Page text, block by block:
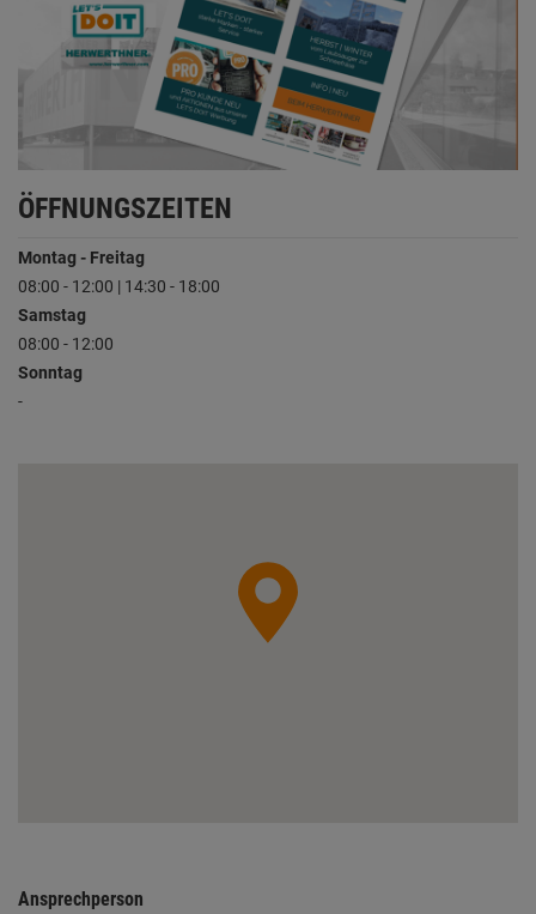
ÖFFNUNGSZEITEN
Montag - Freitag
08:00 - 12:00 | 14:30 - 18:00
Samstag
08:00 - 12:00
Sonntag
-
Ansprechperson